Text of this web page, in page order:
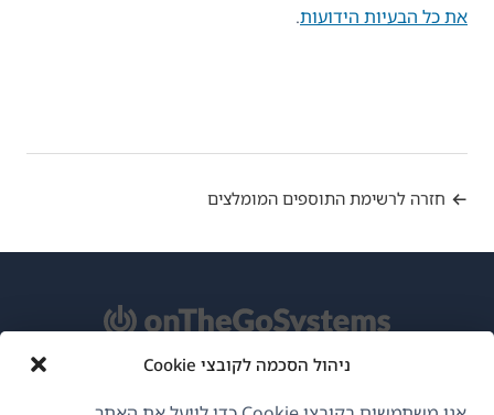
ניהול הסכמה לקובצי Cookie
את כל הבעיות הידועות.
חזרה לרשימת התוספים המומלצים